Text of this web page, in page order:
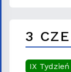
3
IX